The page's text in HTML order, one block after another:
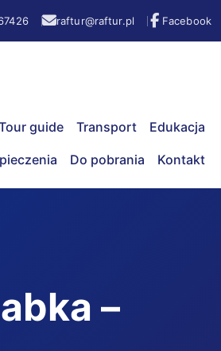
raftur@raftur.pl Facebook
guide Transport Edukacja
Do pobrania Kontakt
–